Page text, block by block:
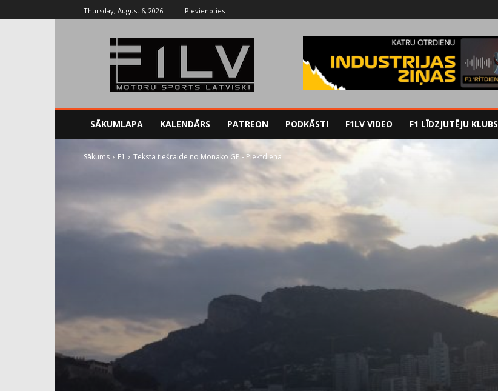
Thursday, August 6, 2026 Pievienoties
SĀKUMLAPA KALENDĀRS PATREON PODKĀSTI F1LV VIDEO F1 LĪDZJUTĒJU KLUBS
Sākums F1 Teksta tiešraide no Monako GP - Piektdiena